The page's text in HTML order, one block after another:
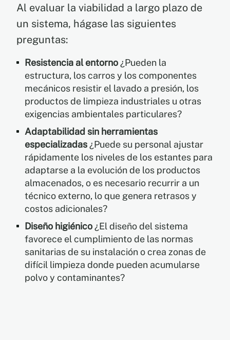
Al evaluar la viabilidad a largo plazo de
un sistema, hágase las siguientes
preguntas:
Resistencia al entorno ¿Pueden la
estructura, los carros y los componentes
mecánicos resistir el lavado a presión, los
productos de limpieza industriales u otras
exigencias ambientales particulares?
Adaptabilidad sin herramientas
especializadas ¿Puede su personal ajustar
rápidamente los niveles de los estantes para
adaptarse a la evolución de los productos
almacenados, o es necesario recurrir a un
técnico externo, lo que genera retrasos y
costos adicionales?
Diseño higiénico ¿El diseño del sistema
favorece el cumplimiento de las normas
sanitarias de su instalación o crea zonas de
difícil limpieza donde pueden acumularse
polvo y contaminantes?